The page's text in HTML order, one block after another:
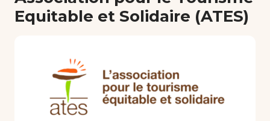
Ressources Click’Études
Méthodologies
Equitable et Solidaire (ATES)